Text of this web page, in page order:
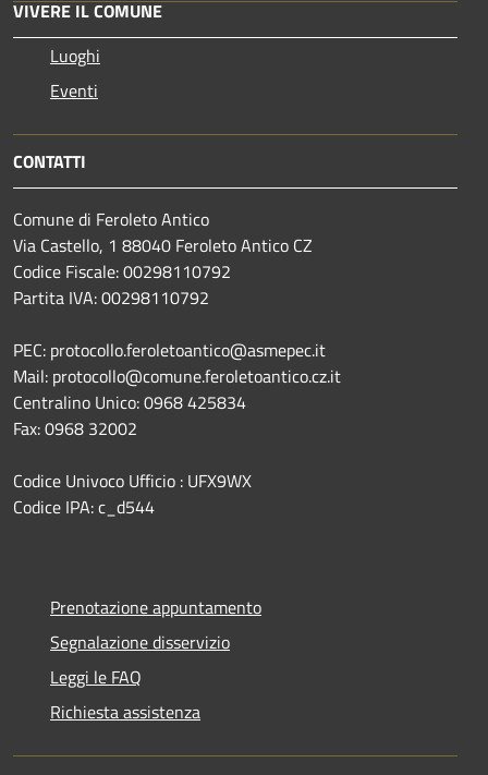
VIVERE IL COMUNE
Luoghi
Eventi
CONTATTI
Comune di Feroleto Antico
Via Castello, 1 88040 Feroleto Antico CZ
Codice Fiscale: 00298110792
Partita IVA: 00298110792
PEC: protocollo.feroletoantico@asmepec.it
Mail: protocollo@comune.feroletoantico.cz.it
Centralino Unico: 0968 425834
Fax: 0968 32002
Codice Univoco Ufficio : UFX9WX
Codice IPA: c_d544
Prenotazione appuntamento
Segnalazione disservizio
Leggi le FAQ
Richiesta assistenza